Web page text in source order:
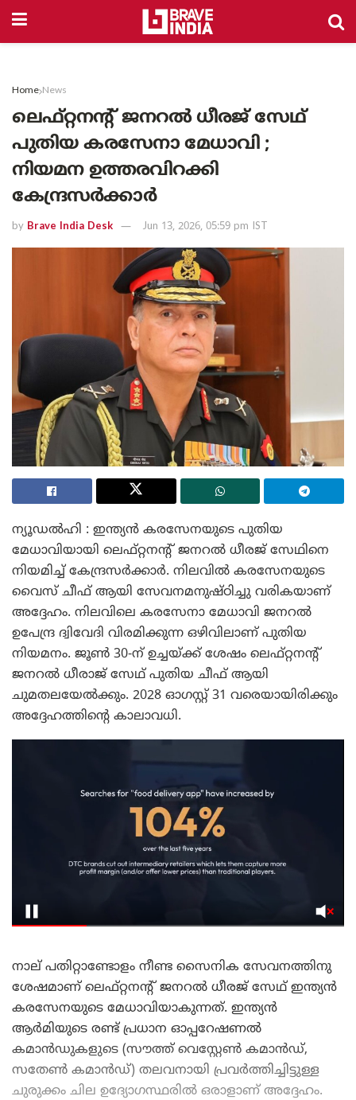
Home News
ലെഫ്റ്റനന്റ് ജനറൽ ധീരജ് സേഥ്‌
പുതിയ കരസേനാ മേധാവി ;
നിയമന ഉത്തരവിറക്കി
കേന്ദ്രസർക്കാർ
by Brave India Desk Jun 13, 2026, 05:59 pm IST
ന്യൂഡൽഹി : ഇന്ത്യൻ കരസേനയുടെ പുതിയ
മേധാവിയായി ലെഫ്റ്റനന്റ് ജനറൽ ധീരജ് സേഥിനെ
നിയമിച്ച് കേന്ദ്രസർക്കാർ. നിലവിൽ കരസേനയുടെ
വൈസ് ചീഫ് ആയി സേവനമനുഷ്ഠിച്ചു വരികയാണ്
അദ്ദേഹം. നിലവിലെ കരസേനാ മേധാവി ജനറൽ
ഉപേന്ദ്ര ദ്വിവേദി വിരമിക്കുന്ന ഒഴിവിലാണ് പുതിയ
നിയമനം. ജൂൺ 30-ന് ഉച്ചയ്ക്ക് ശേഷം ലെഫ്റ്റനന്റ്
ജനറൽ ധീരാജ് സേഥ് പുതിയ ചീഫ് ആയി
ചുമതലയേൽക്കും. 2028 ഓഗസ്റ്റ് 31 വരെയായിരിക്കും
അദ്ദേഹത്തിന്റെ കാലാവധി.
നാല് പതിറ്റാണ്ടോളം നീണ്ട സൈനിക സേവനത്തിനു
ശേഷമാണ് ലെഫ്റ്റനന്റ് ജനറൽ ധീരജ് സേഥ്‌ ഇന്ത്യൻ
കരസേനയുടെ മേധാവിയാകുന്നത്. ഇന്ത്യൻ
ആർമിയുടെ രണ്ട് പ്രധാന ഓപ്പറേഷണൽ
കമാൻഡുകളുടെ (സൗത്ത് വെസ്റ്റേൺ കമാൻഡ്,
സതേൺ കമാൻഡ്) തലവനായി പ്രവർത്തിച്ചിട്ടുള്ള
ചുരുക്കം ചില ഉദ്യോഗസ്ഥരിൽ ഒരാളാണ് അദ്ദേഹം.